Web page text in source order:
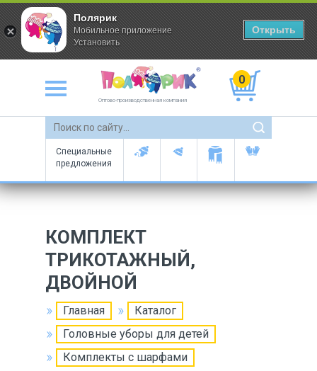
Оптово-производственная компания
0
Специальные
предложения
КОМПЛЕКТ
ТРИКОТАЖНЫЙ,
ДВОЙНОЙ
Главная
Каталог
Головные уборы для детей
Комплекты с шарфами
Полярик
Мобильное приложение
Установить
Открыть